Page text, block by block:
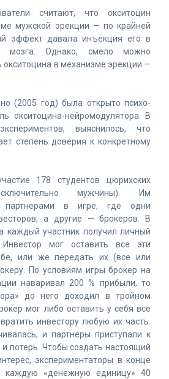
считают, что окситоцин
мужской эрекции — по крайней
эффект давала инъекция его в
мозга. Однако, смело можно
окситоцина в механизме эрекции —
(2005 год) была открыто психо-
окситоцина-нейромодулятора. В
выяснилось, что
степень доверия к конкретному
178 студентов цюрихских
мужчины). Им
партнерами в игре, где одни
а другие — брокеров. В
каждый участник получил личный
мог оставить все эти
или же передать их (все или
По условиям игры брокер на
наваривал 200 % прибыли, то
до него доходил в тройном
мог либо оставить у себя все
инвестору любую их часть.
и партнеры приступали к
потерь. Чтобы создать настоящий
экспериментаторы в конце
каждую «денежную единицу» 40